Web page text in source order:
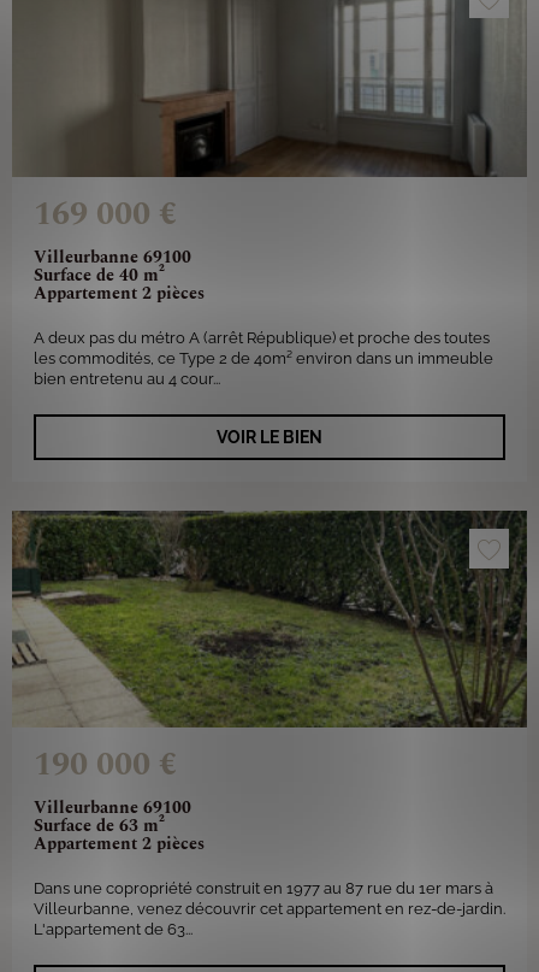
Villeurbanne 69100
Surface de 40 m²
Appartement 2 pièces
169 000 €
A deux pas du métro A (arrêt République) et proche des toutes
les commodités, ce Type 2 de 40m² environ dans un immeuble
bien entretenu au 4 cour...
VOIR LE BIEN
Villeurbanne 69100
Surface de 63 m²
Appartement 2 pièces
190 000 €
Dans une copropriété construit en 1977 au 87 rue du 1er mars à
Villeurbanne, venez découvrir cet appartement en rez-de-jardin.
L'appartement de 63...